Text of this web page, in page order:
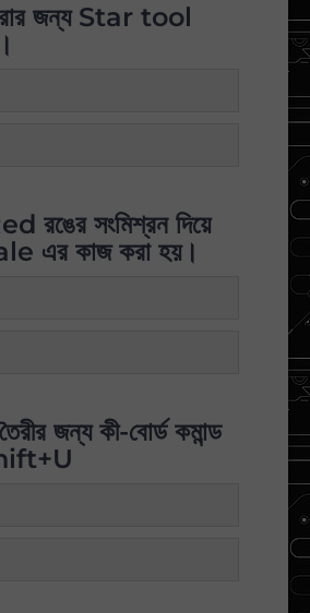
জন্য Star tool
রঙের সংমিশ্রন দিয়ে
এর কাজ করা হয়।
জন্য কী-বোর্ড কমান্ড